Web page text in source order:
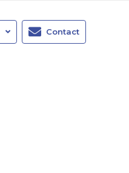
Contact